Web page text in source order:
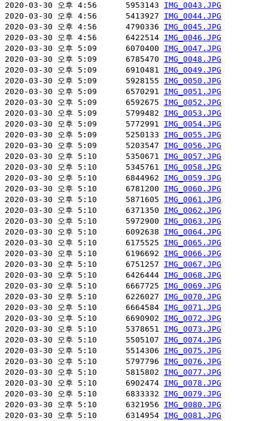
2020-03-30 오후 4:56      5953143 IMG_0043.JPG
2020-03-30 오후 4:56      5413927 IMG_0044.JPG
2020-03-30 오후 4:56      4790336 IMG_0045.JPG
2020-03-30 오후 4:56      6422514 IMG_0046.JPG
2020-03-30 오후 5:09      6070400 IMG_0047.JPG
2020-03-30 오후 5:09      6785470 IMG_0048.JPG
2020-03-30 오후 5:09      6910481 IMG_0049.JPG
2020-03-30 오후 5:09      5928155 IMG_0050.JPG
2020-03-30 오후 5:09      6570291 IMG_0051.JPG
2020-03-30 오후 5:09      6592675 IMG_0052.JPG
2020-03-30 오후 5:09      5799482 IMG_0053.JPG
2020-03-30 오후 5:09      5772991 IMG_0054.JPG
2020-03-30 오후 5:09      5250133 IMG_0055.JPG
2020-03-30 오후 5:09      5203547 IMG_0056.JPG
2020-03-30 오후 5:10      5350671 IMG_0057.JPG
2020-03-30 오후 5:10      5345761 IMG_0058.JPG
2020-03-30 오후 5:10      6844962 IMG_0059.JPG
2020-03-30 오후 5:10      6781200 IMG_0060.JPG
2020-03-30 오후 5:10      5871605 IMG_0061.JPG
2020-03-30 오후 5:10      6371350 IMG_0062.JPG
2020-03-30 오후 5:10      5972900 IMG_0063.JPG
2020-03-30 오후 5:10      6092638 IMG_0064.JPG
2020-03-30 오후 5:10      6175525 IMG_0065.JPG
2020-03-30 오후 5:10      6196692 IMG_0066.JPG
2020-03-30 오후 5:10      6751257 IMG_0067.JPG
2020-03-30 오후 5:10      6426444 IMG_0068.JPG
2020-03-30 오후 5:10      6667725 IMG_0069.JPG
2020-03-30 오후 5:10      6226027 IMG_0070.JPG
2020-03-30 오후 5:10      6664584 IMG_0071.JPG
2020-03-30 오후 5:10      6690902 IMG_0072.JPG
2020-03-30 오후 5:10      5378651 IMG_0073.JPG
2020-03-30 오후 5:10      5505107 IMG_0074.JPG
2020-03-30 오후 5:10      5514306 IMG_0075.JPG
2020-03-30 오후 5:10      5797796 IMG_0076.JPG
2020-03-30 오후 5:10      5815802 IMG_0077.JPG
2020-03-30 오후 5:10      6902474 IMG_0078.JPG
2020-03-30 오후 5:10      6833332 IMG_0079.JPG
2020-03-30 오후 5:10      6321956 IMG_0080.JPG
2020-03-30 오후 5:10      6314954 IMG_0081.JPG